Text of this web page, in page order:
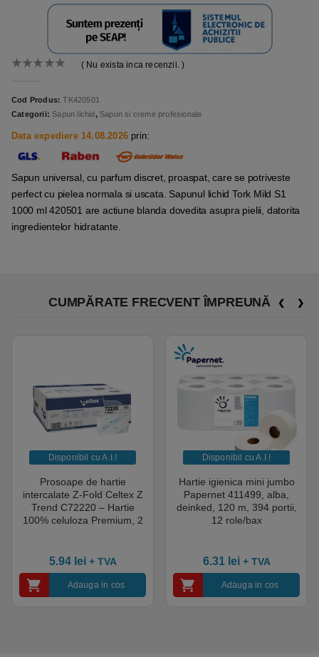
( Nu exista inca recenzii. )
Cod Produs:TK420501
Categorii: Sapun lichid, Sapun si creme profesionale
Data expediere 14.08.2026 prin:
Sapun universal, cu parfum discret, proaspat, care se potriveste
perfect cu pielea normala si uscata. Sapunul lichid Tork Mild S1
1000 ml 420501 are actiune blanda dovedita asupra pielii, datorita
ingredientelor hidratante.
CUMPĂRATE FRECVENT ÎMPREUNĂ
Disponibil cu A.I.​!
Prosoape de hartie
intercalate Z-Fold Celtex Z
Trend C72220 – Hartie
100% celuloza Premium, 2
5.94 lei + TVA
Adauga in cos
Disponibil cu A.I.​!
Hartie igienica mini jumbo
Papernet 411499, alba,
deinked, 120 m, 394 portii,
12 role/bax
6.31 lei + TVA
Adauga in cos